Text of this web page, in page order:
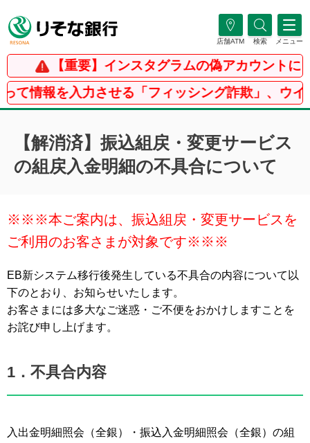
店舗ATM 検索 メニュー
【重要】インスタグラムの偽アカウントに
情報を入力させる「フィッシング詐欺」、ウイ
【解消済】振込組戻・変更サービス
の組戻入金明細の不具合について
※※※本ご案内は、振込組戻・変更サービスを
ご利用のお客さまが対象です※※※
EB新システム移行後発生している不具合の内容について以
下のとおり、お知らせいたします。
お客さまには多大なご迷惑・ご不便をおかけしますことを
お詫び申し上げます。
1．不具合内容
入出金明細照会（全銀）・振込入金明細照会（全銀）の組